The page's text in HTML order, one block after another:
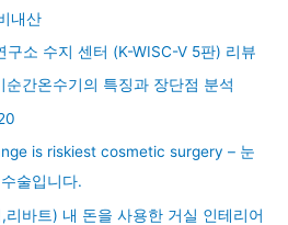
내산
소 수지 센터 (K-WISC-V 5판) 리뷰
간온수기의 특징과 장단점 분석
is riskiest cosmetic surgery – 눈
술입니다.
바트) 내 돈을 사용한 거실 인테리어